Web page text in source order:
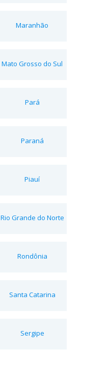
Maranhão
Mato Grosso do Sul
Pará
Paraná
Piauí
Rio Grande do Norte
Rondônia
Santa Catarina
Sergipe